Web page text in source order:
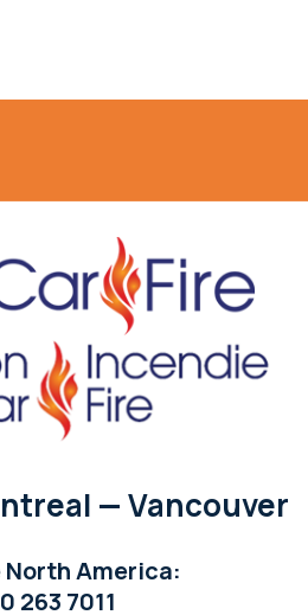
— Vancouver
North America:
263 7011